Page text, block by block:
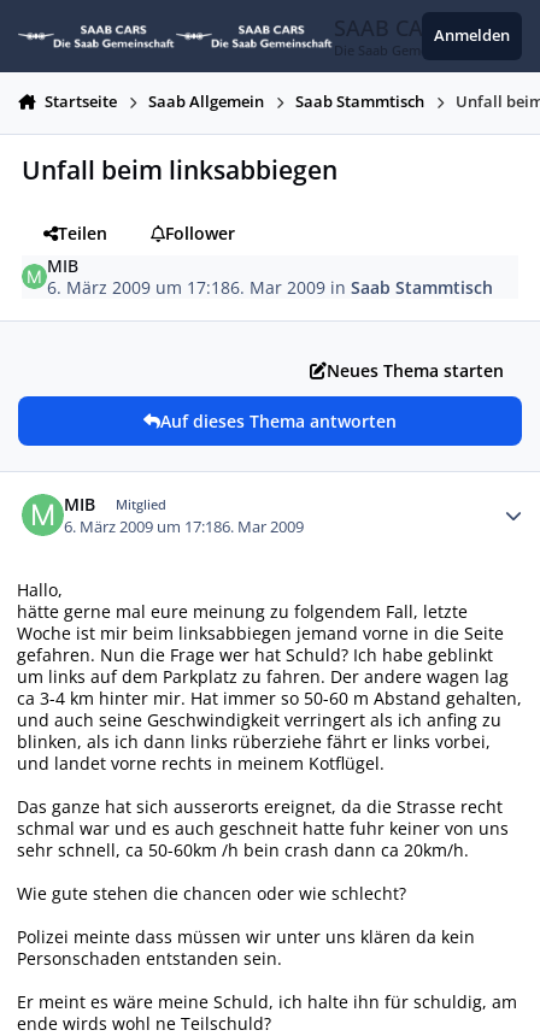
SAAB CARS
Die Saab Gemeinschaft
Anmelden
Startseite Saab Allgemein Saab Stammtisch Unfall
Unfall beim linksabbiegen
Teilen
Follower
MIB
6. März 2009 um 17:186. Mar 2009 inSaab Stammtisch
Neues Thema starten
Auf dieses Thema antworten
MIB Mitglied
6. März 2009 um 17:186. Mar 2009
Hallo,
hätte gerne mal eure meinung zu folgendem Fall, letzte
Woche ist mir beim linksabbiegen jemand vorne in die Seite
gefahren. Nun die Frage wer hat Schuld? Ich habe geblinkt
um links auf dem Parkplatz zu fahren. Der andere wagen lag
ca 3-4 km hinter mir. Hat immer so 50-60 m Abstand gehalten,
und auch seine Geschwindigkeit verringert als ich anfing zu
blinken, als ich dann links rüberziehe fährt er links vorbei,
und landet vorne rechts in meinem Kotflügel.
Das ganze hat sich ausserorts ereignet, da die Strasse recht
schmal war und es auch geschneit hatte fuhr keiner von uns
sehr schnell, ca 50-60km /h bein crash dann ca 20km/h.
Wie gute stehen die chancen oder wie schlecht?
Polizei meinte dass müssen wir unter uns klären da kein
Personschaden entstanden sein.
Er meint es wäre meine Schuld, ich halte ihn für schuldig, am
ende wirds wohl ne Teilschuld?